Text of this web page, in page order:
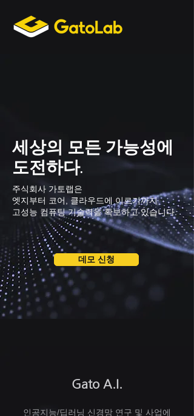
세상의 모든 가능성에
도전하다.
주식회사 가토랩은
엣지부터 코어, 클라우드에 이르기까지
​고성능 컴퓨팅 기술력을 확보하고 있습니다.
데모 신청
Gato A.I.
인공지능/딥러닝 신경망 연구 및 사업에